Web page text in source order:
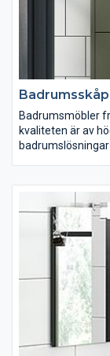
Badrumsskåp
Badrumsmöbler
kvaliteten är av
just dig och din
badrumsmöbler